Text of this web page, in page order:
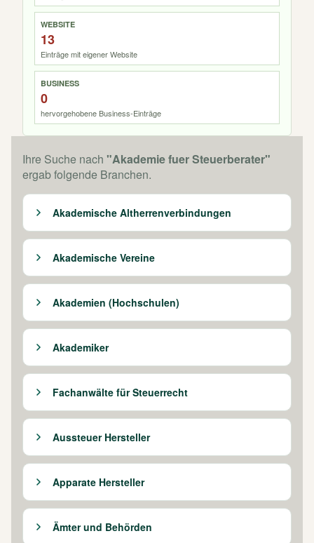
WEBSITE
13
Einträge mit eigener Website
BUSINESS
0
hervorgehobene Business-Einträge
Ihre Suche nach "Akademie fuer Steuerberater"
ergab folgende Branchen.
Akademische Altherrenverbindungen
Akademische Vereine
Akademien (Hochschulen)
Akademiker
Fachanwälte für Steuerrecht
Aussteuer Hersteller
Apparate Hersteller
Ämter und Behörden